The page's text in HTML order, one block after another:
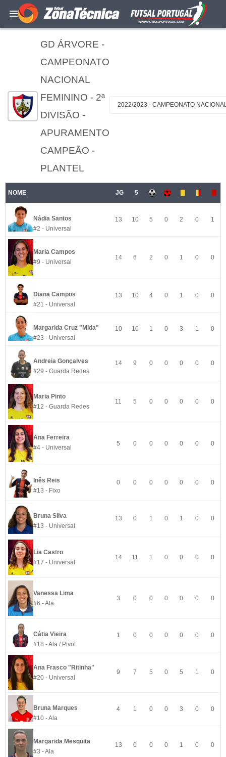
GD ÁRVORE -
CAMPEONATO
NACIONAL
FEMININO - 2ª
DIVISÃO -
APURAMENTO
CAMPEÃO -
PLANTEL
2022/2023 - CAMPEONATO
NOME JG 5
Nádia Santos
#2 - Universal
13 10 5 0 2 0 1
Maria Campos
#9 - Universal
14 6 2 0 1 0 0
Diana Campos
#21 - Universal
13 10 4 0 1 0 0
Margarida Cruz "Mida"
#23 - Universal
10 10 1 0 3 1 0
Andreia Gonçalves
#29 - Guarda Redes
14 9 0 0 0 0 0
Maria Pinto
#12 - Guarda Redes
11 5 0 0 0 0 0
Ana Ferreira
#4 - Universal
5 0 0 0 0 0 0
Inês Reis
#13 - Fixo
0 0 0 0 0 0 0
Bruna Silva
#13 - Universal
13 0 1 0 1 0 0
Lia Castro
#17 - Universal
14 11 1 0 0 0 0
Vanessa Lima
#6 - Ala
3 0 0 0 0 0 0
Cátia Vieira
#18 - Ala / Pivot
1 0 0 0 0 0 0
Ana Frasco "Ritinha"
#20 - Universal
9 7 5 0 5 1 0
Bruna Marques
#10 - Ala
4 1 0 0 3 0 0
Margarida Mesquita
#3 - Ala
13 0 0 0 1 0 0